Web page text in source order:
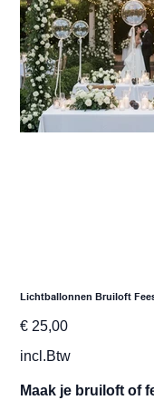
Lichtballonnen Bruiloft
Prijs
€ 25,00
incl.Btw
Maak je bruiloft of